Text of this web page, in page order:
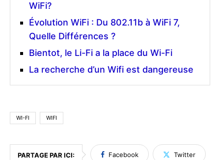
WiFi?
Évolution WiFi : Du 802.11b à WiFi 7,
Quelle Différences ?
Bientot, le Li-Fi a la place du Wi-Fi
La recherche d’un Wifi est dangereuse
WI-FI WIFI
PARTAGE PAR ICI: Facebook Twitter